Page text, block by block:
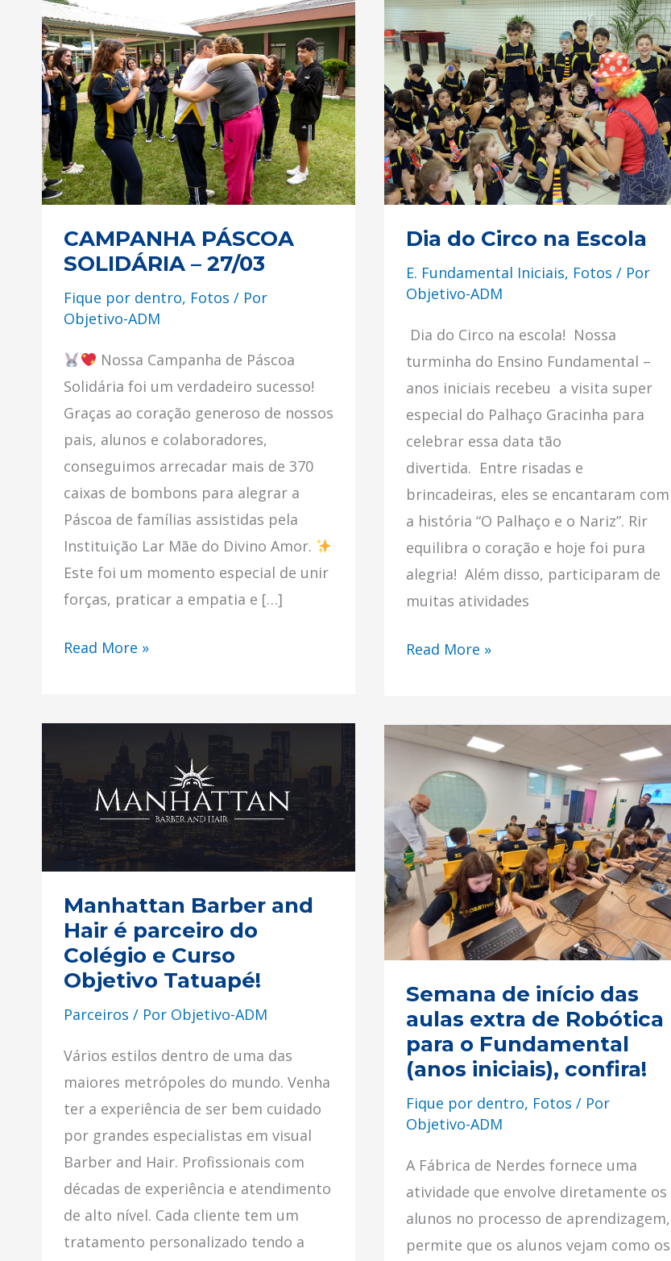
CAMPANHA PÁSCOA
SOLIDÁRIA – 27/03
Fique por dentro, Fotos / Por
Objetivo-ADM
Nossa Campanha de Páscoa
Solidária foi um verdadeiro sucesso!
Graças ao coração generoso de nossos
pais, alunos e colaboradores,
conseguimos arrecadar mais de 370
caixas de bombons para alegrar a
Páscoa de famílias assistidas pela
Instituição Lar Mãe do Divino Amor.
Este foi um momento especial de unir
forças, praticar a empatia e […]
CAMPANHA
PÁSCOA
SOLIDÁRIA
–
27/03
Read More »
Dia do Circo na Escola
E. Fundamental Iniciais, Fotos / Por
Objetivo-ADM
Dia do Circo na escola! Nossa
turminha do Ensino Fundamental –
anos iniciais recebeu a visita super
especial do Palhaço Gracinha para
celebrar essa data tão
divertida. Entre risadas e
brincadeiras, eles se encantaram com
a história “O Palhaço e o Nariz”. Rir
equilibra o coração e hoje foi pura
alegria! Além disso, participaram de
muitas atividades
Dia
do
Circo
na
Escola
Read More »
Manhattan Barber and
Hair é parceiro do
Colégio e Curso
Objetivo Tatuapé!
Parceiros / Por Objetivo-ADM
Vários estilos dentro de uma das
maiores metrópoles do mundo. Venha
ter a experiência de ser bem cuidado
por grandes especialistas em visual
Barber and Hair. Profissionais com
décadas de experiência e atendimento
de alto nível. Cada cliente tem um
tratamento personalizado tendo a
Hair
é
parceiro
do
Colégio
e
Curso
Semana de início das
aulas extra de Robótica
para o Fundamental
(anos iniciais), confira!
Fique por dentro, Fotos / Por
Objetivo-ADM
A Fábrica de Nerdes fornece uma
atividade que envolve diretamente os
alunos no processo de aprendizagem,
permite que os alunos vejam como os
Semana
início
das
aulas
extra
de
Robótica
para
Fundamental
(anos
iniciais),
confira!